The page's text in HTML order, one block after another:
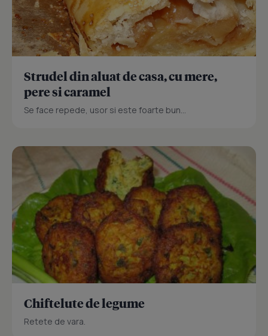
Strudel din aluat de casa, cu mere,
pere si caramel
Se face repede, usor si este foarte bun...
Chiftelute de legume
Retete de vara.